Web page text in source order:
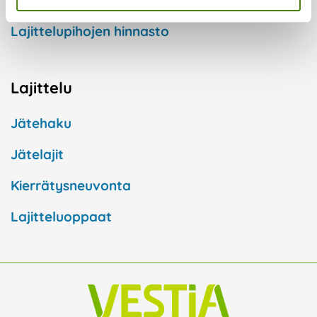
Lajittelupihojen hinnasto
Lajittelu
Jätehaku
Jätelajit
Kierrätysneuvonta
Lajitteluoppaat